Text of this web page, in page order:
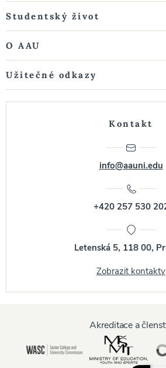
Studentský život
O AAU
Užitečné odkazy
Kontakt
info@aauni.edu
+420 257 530
Letenská 5, 118 00,
Zobrazit kontakty
Akreditace a